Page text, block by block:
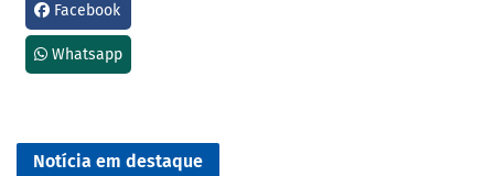
Facebook
Whatsapp
Notícia em destaque